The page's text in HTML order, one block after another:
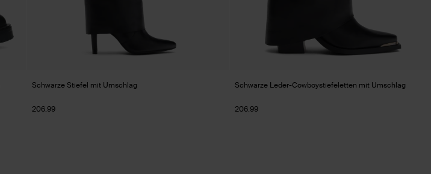
Schwarze Stiefel mit Umschlag
206.99
Schwarze Leder-Cowboystiefeletten mit Umschlag
206.99